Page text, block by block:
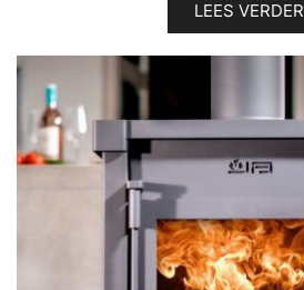
LEES VERDER